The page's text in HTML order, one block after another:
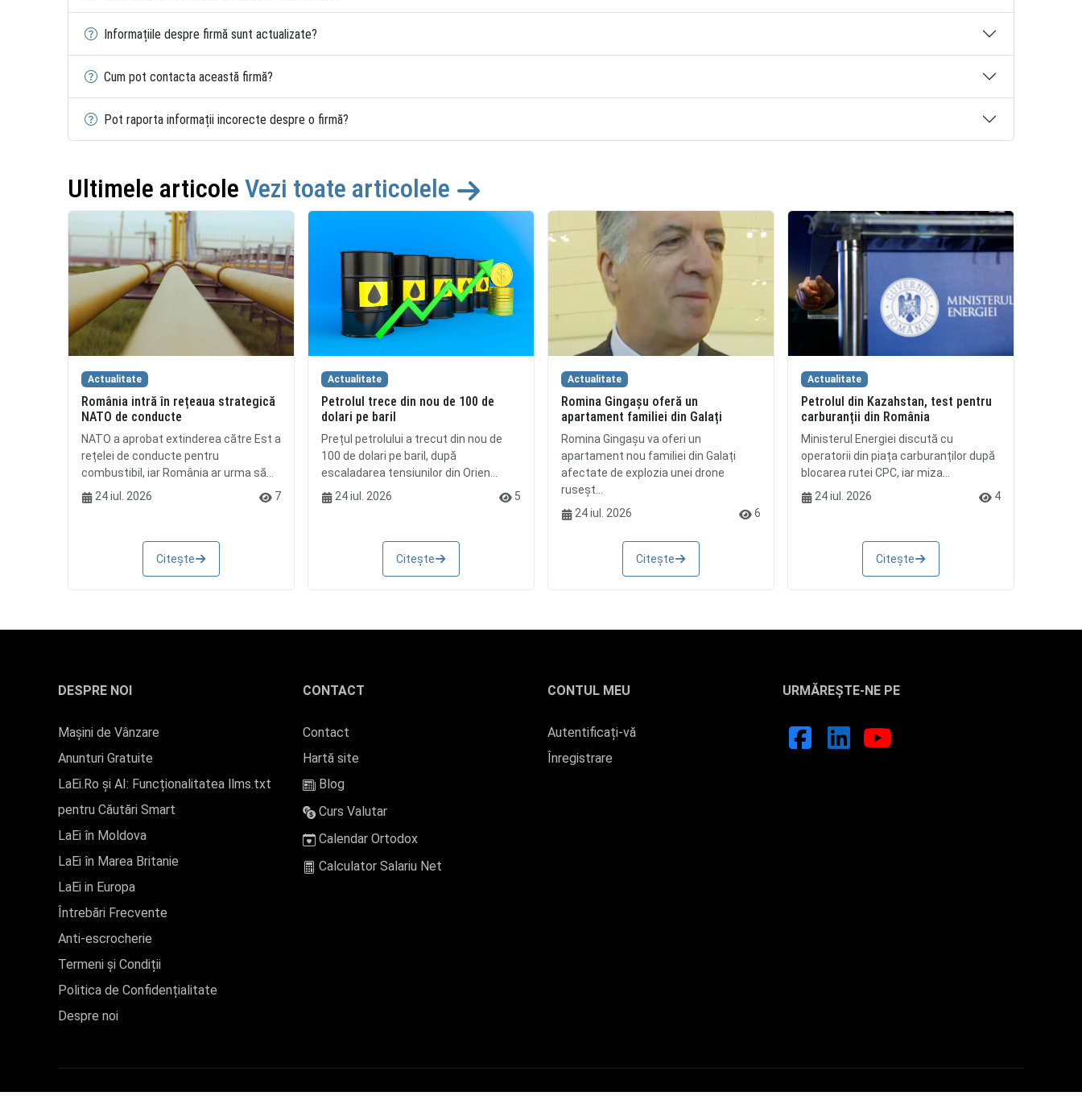
Informațiile despre firmă sunt actualizate?
Cum pot contacta această firmă?
Pot raporta informații incorecte despre o firmă?
Ultimele articole Vezi toate articolele
Actualitate
România intră în rețeaua strategică
NATO de conducte
NATO a aprobat extinderea către Est a
rețelei de conducte pentru
combustibil, iar România ar urma să...
24 iul. 2026
7
Citește
Actualitate
Petrolul trece din nou de 100 de
dolari pe baril
Prețul petrolului a trecut din nou de
100 de dolari pe baril, după
escaladarea tensiunilor din Orien...
24 iul. 2026
5
Citește
Actualitate
Romina Gingașu oferă un
apartament familiei din Galați
Romina Gingașu va oferi un
apartament nou familiei din Galați
afectate de explozia unei drone
ruseșt...
24 iul. 2026
6
Citește
Actualitate
Petrolul din Kazahstan, test pentru
carburanții din România
Ministerul Energiei discută cu
operatorii din piața carburanților după
blocarea rutei CPC, iar miza...
24 iul. 2026
4
Citește
DESPRE NOI
Mașini de Vânzare
Anunturi Gratuite
LaEi.Ro și AI: Funcționalitatea llms.txt
pentru Căutări Smart
LaEi în Moldova
LaEi în Marea Britanie
LaEi in Europa
Întrebări Frecvente
Anti-escrocherie
Termeni și Condiții
Politica de Confidențialitate
Despre noi
CONTACT
Contact
Hartă site
Blog
Curs Valutar
Calendar Ortodox
Calculator Salariu Net
CONTUL MEU
Autentificați-vă
Înregistrare
URMĂREȘTE-NE PE